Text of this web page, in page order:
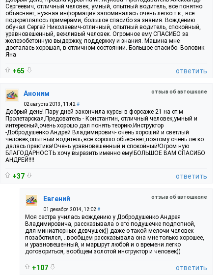
Сергеевич, отличный человек, умный, опытный водитель, все понятно
объясняет, нужная информация запоминалась очень легко т.к., все
подкреплялось примерами, большое спасибо за знания. Вождению
обучал Сергей Николаевич-отличный, опытный водитель, спокойный,
уравновешенный, вежливый человек. Огромное ему СПАСИБО за
железобетонную выдержку, поддержку и знания. Машина мне
досталась хорошая, в отличном состоянии. Большое спасибо. Воловик
Яна
+65 ответить
отзыв об автошколе
Аноним
02 августа 2013, 11:42 #
Добрый день! Пару дней закончила курсы в форсаже 21 на ст.м
Пролетарская,Предователь - Константин, отличный человек,умный и
интересный,очень хорошо дал понять теорию.Инструктор
-Добродушенко Андрей Владимирович- очень хороший и светлый
человек,опытный водитель,все хорошо обьесняет,поэтому очень легко
далась практика!Очень уравновешенный и спокойный!Огром ную
БЛАГОДАРНОСТЬ хочу выразить именно ему!БОЛЬШОЕ ВАМ СПАСИБО
АНДРЕЙ!!!!
+37 ответить
отзыв об автошколе
Евгений
01 декабря 2014, 12:02 #
Моя сестра училась вождению у Добродушенко Андрея
Владимировича, рассказывала о его подушечке подпопной,
для миниатюрных девчушек)) даже о такой мелочи человек
позаботился, ..вообщем рассказывала она мне только хорошее,
и уравновешенный, и маршрут любой и о времени легко
договориться, вообщем золотой инструктор и человек))
+107 ответить